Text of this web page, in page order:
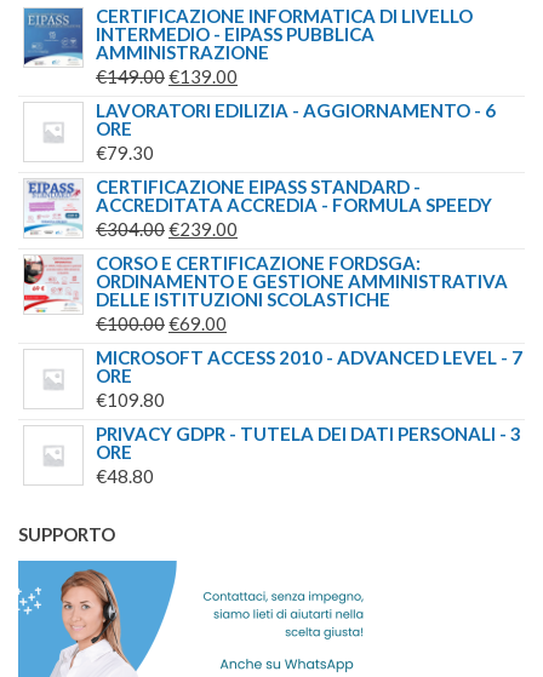
CERTIFICAZIONE INFORMATICA DI LIVELLO
INTERMEDIO - EIPASS PUBBLICA
AMMINISTRAZIONE
€149.00IL
PREZZO
€149.00.
€139.00
PREZZO
€139.00.
LAVORATORI EDILIZIA - AGGIORNAMENTO - 6
ORE
€79.30
CERTIFICAZIONE EIPASS STANDARD -
ACCREDITATA ACCREDIA - FORMULA SPEEDY
€304.00IL
PREZZO
ORIGINALE
ERA:
€239.00
PREZZO
ATTUALE
CORSO E CERTIFICAZIONE FORDSGA:
ORDINAMENTO E GESTIONE AMMINISTRATIVA
DELLE ISTITUZIONI SCOLASTICHE
€100.00IL
PREZZO
€100.00.
€69.00
PREZZO
€69.00.
MICROSOFT ACCESS 2010 - ADVANCED LEVEL - 7
ORE
€109.80
PRIVACY GDPR - TUTELA DEI DATI PERSONALI - 3
ORE
€48.80
SUPPORTO